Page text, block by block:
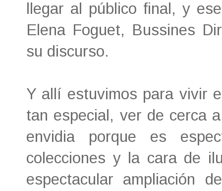
llegar al público final, y
Elena Foguet, Bussines
su discurso.
Y allí estuvimos para vivir
tan especial, ver de cerca
envidia porque es
colecciones y la cara de
espectacular ampliación